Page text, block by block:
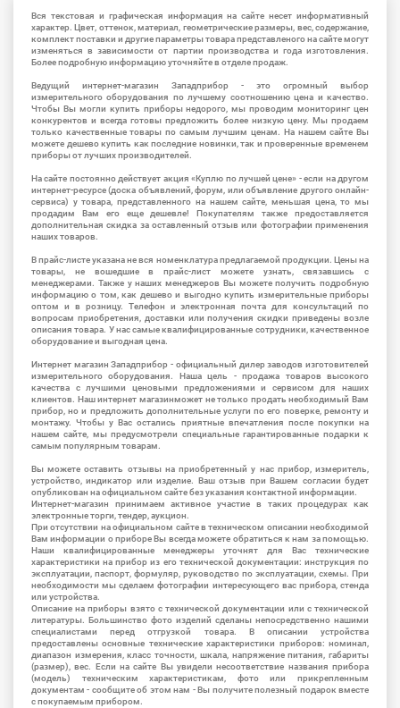
Вся текстовая и графическая информация на сайте несет информативный
характер. Цвет, оттенок, материал, геометрические размеры, вес, содержание,
комплект поставки и другие параметры товара представленого на сайте могут
изменяться в зависимости от партии производства и года изготовления.
Более подробную информацию уточняйте в отделе продаж.
Ведущий интернет-магазин Западприбор - это огромный выбор
измерительного оборудования по лучшему соотношению цена и качество.
Чтобы Вы могли купить приборы недорого, мы проводим мониторинг цен
конкурентов и всегда готовы предложить более низкую цену. Мы продаем
только качественные товары по самым лучшим ценам. На нашем сайте Вы
можете дешево купить как последние новинки, так и проверенные временем
приборы от лучших производителей.
На сайте постоянно действует акция «Куплю по лучшей цене» - если на другом
интернет-ресурсе (доска объявлений, форум, или объявление другого онлайн-
сервиса) у товара, представленного на нашем сайте, меньшая цена, то мы
продадим Вам его еще дешевле! Покупателям также предоставляется
дополнительная скидка за оставленный отзыв или фотографии применения
наших товаров.
В прайс-листе указана не вся номенклатура предлагаемой продукции. Цены на
товары, не вошедшие в прайс-лист можете узнать, связавшись с
менеджерами. Также у наших менеджеров Вы можете получить подробную
информацию о том, как дешево и выгодно купить измерительные приборы
оптом и в розницу. Телефон и электронная почта для консультаций по
вопросам приобретения, доставки или получения скидки приведены возле
описания товара. У нас самые квалифицированные сотрудники, качественное
оборудование и выгодная цена.
Интернет магазин Западприбор - официальный дилер заводов изготовителей
измерительного оборудования. Наша цель - продажа товаров высокого
качества с лучшими ценовыми предложениями и сервисом для наших
клиентов. Наш интернет магазинможет не только продать необходимый Вам
прибор, но и предложить дополнительные услуги по его поверке, ремонту и
монтажу. Чтобы у Вас остались приятные впечатления после покупки на
нашем сайте, мы предусмотрели специальные гарантированные подарки к
самым популярным товарам.
Вы можете оставить отзывы на приобретенный у нас прибор, измеритель,
устройство, индикатор или изделие. Ваш отзыв при Вашем согласии будет
опубликован на официальном сайте без указания контактной информации.
Интернет-магазин принимаем активное участие в таких процедурах как
электронные торги, тендер, аукцион.
При отсутствии на официальном сайте в техническом описании необходимой
Вам информации о приборе Вы всегда можете обратиться к нам за помощью.
Наши квалифицированные менеджеры уточнят для Вас технические
характеристики на прибор из его технической документации: инструкция по
эксплуатации, паспорт, формуляр, руководство по эксплуатации, схемы. При
необходимости мы сделаем фотографии интересующего вас прибора, стенда
или устройства.
Описание на приборы взято с технической документации или с технической
литературы. Большинство фото изделий сделаны непосредственно нашими
специалистами перед отгрузкой товара. В описании устройства
предоставлены основные технические характеристики приборов: номинал,
диапазон измерения, класс точности, шкала, напряжение питания, габариты
(размер), вес. Если на сайте Вы увидели несоответствие названия прибора
(модель) техническим характеристикам, фото или прикрепленным
документам - сообщите об этом нам - Вы получите полезный подарок вместе
с покупаемым прибором.